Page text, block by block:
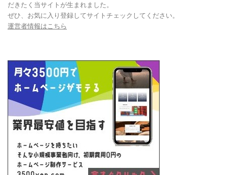
だきたく当サイトが生まれました。
ぜひ、お気に入り登録してサイトチェックしてください。
運営者情報はこちら